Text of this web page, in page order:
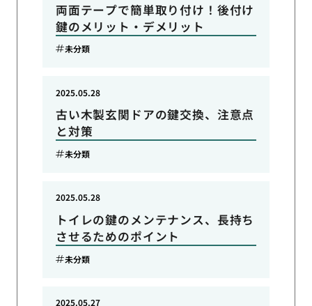
両面テープで簡単取り付け！後付け
鍵のメリット・デメリット
未分類
古い木製玄関ドアの鍵交換、注意点
と対策
2025.05.28
未分類
トイレの鍵のメンテナンス、長持ち
させるためのポイント
2025.05.28
未分類
2025.05.27